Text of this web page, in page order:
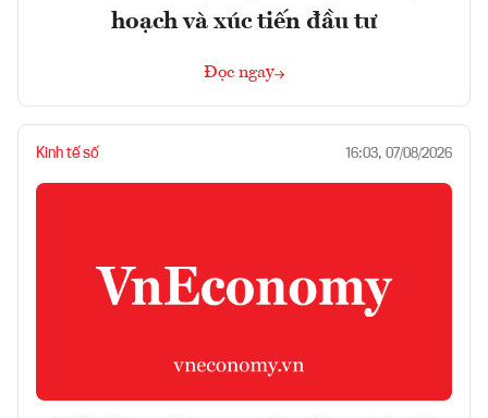
hoạch và xúc tiến đầu tư
Đọc ngay
Kinh tế số 16:03, 07/08/2026